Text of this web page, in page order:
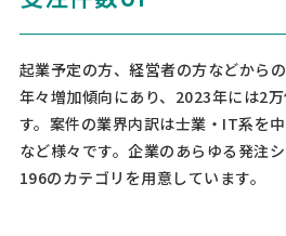
起業予定の方、経営者の方などから
年々増加傾向にあり、2023年には2
す。案件の業界内訳は士業・IT系を
など様々です。企業のあらゆる発注
196のカテゴリを用意しています。
[ご要望] カタログ・価格表の送付希望 [依
シニング加工 [品目] アミューズメント [
[依頼・相談したい内容] 新事業立ち上げ
造委託先の国内工場を探しております。
【ラグジュアリー布